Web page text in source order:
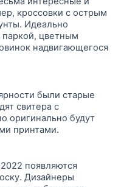
кроссовки с острым
Идеально
паркой, цветным
надвигающегося
были старые
свитера с
оригинально будут
принтами.
появляются
Дизайнеры